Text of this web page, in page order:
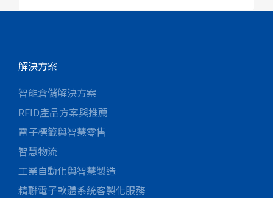
解決方案
智能倉儲解決方案
RFID產品方案與推薦
電子標籤與智慧零售
智慧物流
工業自動化與智慧製造
精聯電子軟體系統客製化服務